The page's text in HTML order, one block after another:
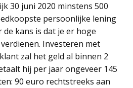
30 juni 2020 minstens 500
persoonlijke lening
kans is dat je er hoge
Investeren met
zal het geld al binnen 2
hij per jaar ongeveer 145
90 euro rechtstreeks aan